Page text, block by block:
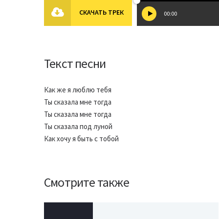
СКАЧАТЬ ТРЕК 00:00
Текст песни
Как же я люблю тебя
Ты сказала мне тогда
Ты сказала мне тогда
Ты сказала под луной
Как хочу я быть с тобой
Смотрите также